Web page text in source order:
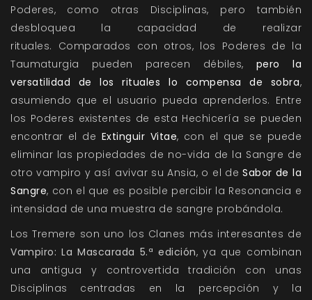
Poderes, como otras Disciplinas, pero también
desbloquea la capacidad de realizar
rituales. Comparados con otros, los Poderes de la
Taumaturgia pueden parecen débiles, pero la
versatilidad de los rituales lo compensa de sobra,
asumiendo que el usuario pueda aprenderlos. Entre
los Poderes existentes de esta Hechicería se pueden
encontrar el de Extinguir Vitae, con el que se puede
eliminar las propiedades de no-vida de la Sangre de
otro vampiro y así avivar su Ansia, o el deSabor de la
Sangre, con el que es posible percibir la Resonancia e
intensidad de una muestra de sangre probándola.
Los Tremere son uno los Clanes más interesantes de
Vampiro: La Mascarada 5.ª edición, ya que combinan
una antigua y controvertida tradición con unas
Disciplinas centradas en la percepción y la